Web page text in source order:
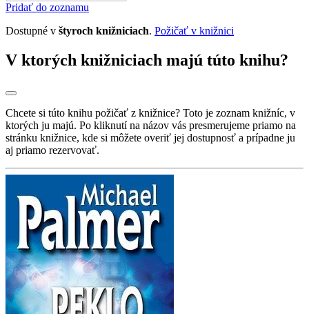
Pridať do zoznamu
Dostupné v štyroch knižniciach. Požičať v knižnici
V ktorých knižniciach majú túto knihu?
Chcete si túto knihu požičať z knižnice? Toto je zoznam knižníc, v
ktorých ju majú. Po kliknutí na názov vás presmerujeme priamo na
stránku knižnice, kde si môžete overiť jej dostupnosť a prípadne ju
aj priamo rezervovať.